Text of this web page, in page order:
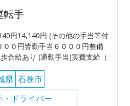
転手
円14,140円 (その他の手当等付
０円皆勤手当６０００円整備
合給あり (通勤手当)実費支給（
県 石巻市
・ドライバー